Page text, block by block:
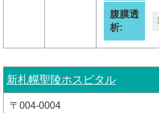
腹膜透
析:
新札幌聖陵ホスピタル
〒004-0004